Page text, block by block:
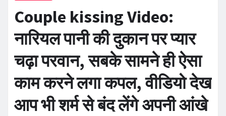
Couple kissing Video:
नारियल पानी की दुकान पर प्यार
चढ़ा परवान, सबके सामने ही ऐसा
काम करने लगा कपल, वीडियो देख
आप भी शर्म से बंद लेंगे अपनी आंखे